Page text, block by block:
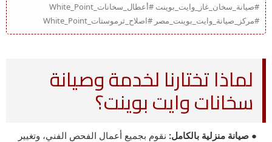
#صيانة_سخان_غاز_وايت_بوينت #أعطال_سخانات_White_Point
#مركز_صيانة_وايت_بوينت_مصر #اصلاح_ثرموستات_White_Point
لماذا تختارنا لخدمة وصيانة
سخانات وايت بوينت؟
● صيانة منزلية بالكامل: نقوم بجميع أعمال الفحص الفني، وتغيير